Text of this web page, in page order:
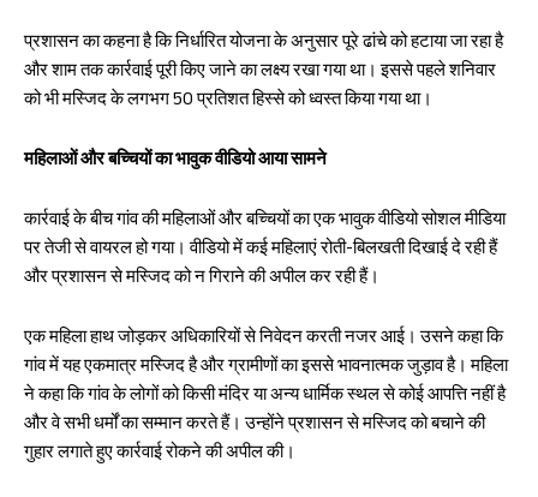
प्रशासन का कहना है कि निर्धारित योजना के अनुसार पूरे ढांचे को हटाया जा रहा है
और शाम तक कार्रवाई पूरी किए जाने का लक्ष्य रखा गया था। इससे पहले शनिवार
को भी मस्जिद के लगभग 50 प्रतिशत हिस्से को ध्वस्त किया गया था।
महिलाओं और बच्चियों का भावुक वीडियो आया सामने
कार्रवाई के बीच गांव की महिलाओं और बच्चियों का एक भावुक वीडियो सोशल मीडिया
पर तेजी से वायरल हो गया। वीडियो में कई महिलाएं रोती-बिलखती दिखाई दे रही हैं
और प्रशासन से मस्जिद को न गिराने की अपील कर रही हैं।
एक महिला हाथ जोड़कर अधिकारियों से निवेदन करती नजर आई। उसने कहा कि
गांव में यह एकमात्र मस्जिद है और ग्रामीणों का इससे भावनात्मक जुड़ाव है। महिला
ने कहा कि गांव के लोगों को किसी मंदिर या अन्य धार्मिक स्थल से कोई आपत्ति नहीं है
और वे सभी धर्मों का सम्मान करते हैं। उन्होंने प्रशासन से मस्जिद को बचाने की
गुहार लगाते हुए कार्रवाई रोकने की अपील की।